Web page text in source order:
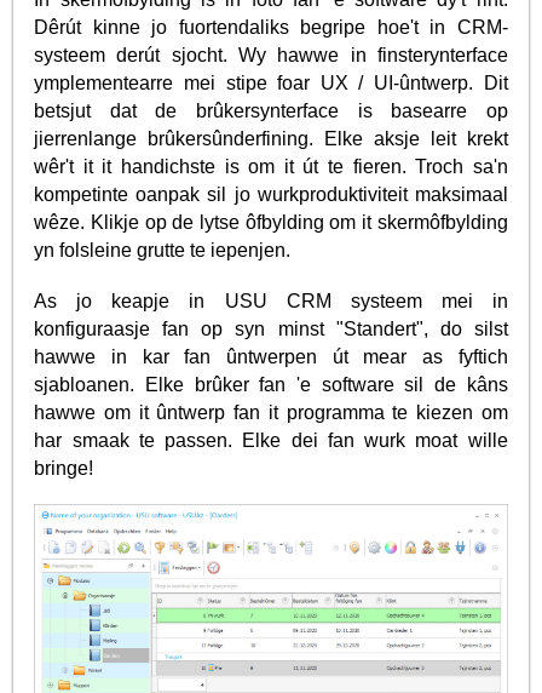
Dêrút kinne jo fuortendaliks begripe hoe't in CRM-
systeem derút sjocht. Wy hawwe in finsterynterface
ymplementearre mei stipe foar UX / UI-ûntwerp. Dit
betsjut dat de brûkersynterface is basearre op
jierrenlange brûkersûnderfining. Elke aksje leit krekt
wêr't it it handichste is om it út te fieren. Troch sa'n
kompetinte oanpak sil jo wurkproduktiviteit maksimaal
wêze. Klikje op de lytse ôfbylding om it skermôfbylding
yn folsleine grutte te iepenjen.
As jo keapje in USU CRM systeem mei in
konfiguraasje fan op syn minst "Standert", do silst
hawwe in kar fan ûntwerpen út mear as fyftich
sjabloanen. Elke brûker fan 'e software sil de kâns
hawwe om it ûntwerp fan it programma te kiezen om
har smaak te passen. Elke dei fan wurk moat wille
bringe!